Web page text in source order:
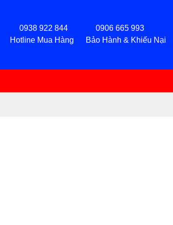
0938 922 844 0906 665 993
Hotline Mua Hàng Bảo Hành & Khiếu Nại